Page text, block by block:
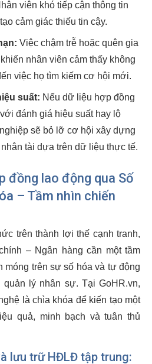
viên khó tiếp cận thông tin
cảm giác thiếu tin cậy.
Việc chậm trễ hoặc quên gia
nhân viên cảm thấy không
việc họ tìm kiếm cơ hội mới.
suất: Nếu dữ liệu hợp đồng
đánh giá hiệu suất hay lộ
sẽ bỏ lỡ cơ hội xây dựng
tài dựa trên dữ liệu thực tế.
đồng lao động qua Số
– Tầm nhìn chiến
trên thành lợi thế cạnh tranh,
– Ngân hàng cần một tầm
móng trên sự số hóa và tự động
quản lý nhân sự. Tại GoHR.vn,
là chìa khóa để kiến tạo một
quả, minh bạch và tuân thủ
lưu trữ HĐLĐ tập trung: